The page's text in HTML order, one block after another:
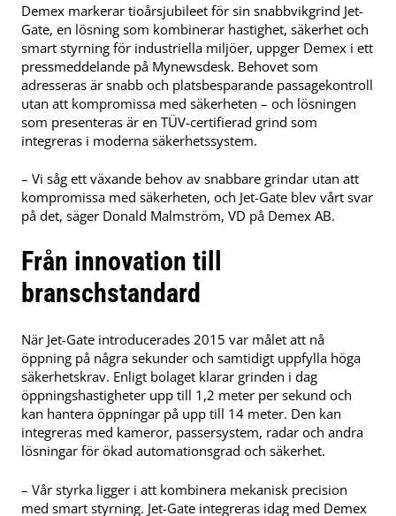
Demex markerar tioårsjubileet för sin snabbvikgrind Jet-
Gate, en lösning som kombinerar hastighet, säkerhet och
smart styrning för industriella miljöer, uppger Demex i ett
pressmeddelande på Mynewsdesk. Behovet som
adresseras är snabb och platsbesparande passagekontroll
utan att kompromissa med säkerheten – och lösningen
som presenteras är en TÜV-certifierad grind som
integreras i moderna säkerhetssystem.
– Vi såg ett växande behov av snabbare grindar utan att
kompromissa med säkerheten, och Jet-Gate blev vårt svar
på det, säger Donald Malmström, VD på Demex AB.
Från innovation till
branschstandard
När Jet-Gate introducerades 2015 var målet att nå
öppning på några sekunder och samtidigt uppfylla höga
säkerhetskrav. Enligt bolaget klarar grinden i dag
öppningshastigheter upp till 1,2 meter per sekund och
kan hantera öppningar på upp till 14 meter. Den kan
integreras med kameror, passersystem, radar och andra
lösningar för ökad automationsgrad och säkerhet.
– Vår styrka ligger i att kombinera mekanisk precision
med smart styrning. Jet-Gate integreras idag med Demex